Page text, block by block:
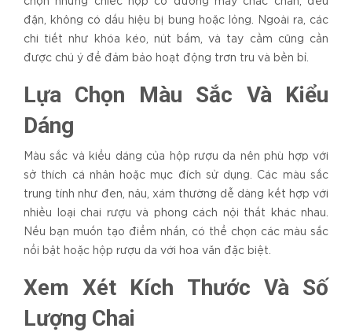
đặn, không có dấu hiệu bị bung hoặc lỏng. Ngoài ra, các
chi tiết như khóa kéo, nút bấm, và tay cầm cũng cần
được chú ý để đảm bảo hoạt động trơn tru và bền bỉ.
Lựa Chọn Màu Sắc Và Kiểu
Dáng
Màu sắc và kiểu dáng của hộp rượu da nên phù hợp với
sở thích cá nhân hoặc mục đích sử dụng. Các màu sắc
trung tính như đen, nâu, xám thường dễ dàng kết hợp với
nhiều loại chai rượu và phong cách nội thất khác nhau.
Nếu bạn muốn tạo điểm nhấn, có thể chọn các màu sắc
nổi bật hoặc hộp rượu da với hoa văn đặc biệt.
Xem Xét Kích Thước Và Số
Lượng Chai